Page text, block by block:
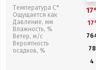
Температура С°
Ощущается как
Давление, мм
Влажность, %
Ветер, м/с
Вероятность
осадков, %
17°
17°
78
4